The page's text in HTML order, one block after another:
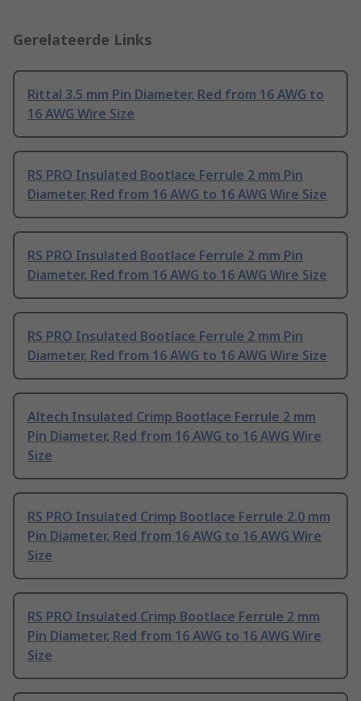
Gerelateerde Links
Rittal 3.5 mm Pin Diameter, Red from 16 AWG to
16 AWG Wire Size
RS PRO Insulated Bootlace Ferrule 2 mm Pin
Diameter, Red from 16 AWG to 16 AWG Wire Size
RS PRO Insulated Bootlace Ferrule 2 mm Pin
Diameter, Red from 16 AWG to 16 AWG Wire Size
RS PRO Insulated Bootlace Ferrule 2 mm Pin
Diameter, Red from 16 AWG to 16 AWG Wire Size
Altech Insulated Crimp Bootlace Ferrule 2 mm
Pin Diameter, Red from 16 AWG to 16 AWG Wire
Size
RS PRO Insulated Crimp Bootlace Ferrule 2.0 mm
Pin Diameter, Red from 16 AWG to 16 AWG Wire
Size
RS PRO Insulated Crimp Bootlace Ferrule 2 mm
Pin Diameter, Red from 16 AWG to 16 AWG Wire
Size